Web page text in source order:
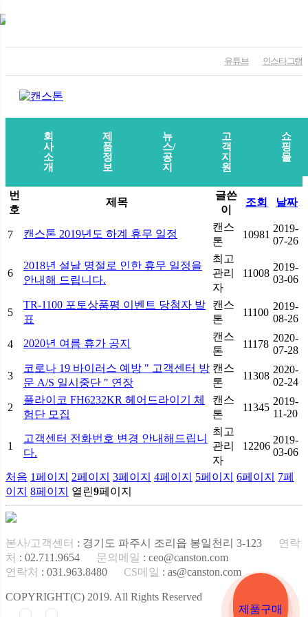
제품구매
유튜브 인스타그램
회
사
소
개
제
품
정
보
뉴
스/
공
지
고
객
지
원
쇼
핑
몰
번
호
제목
글쓴
이
조회 날짜
7 캔스톤 2019년도 하계 휴무 일정
캔스
톤
10981
2019-
07-26
6
2018년 설날 명절로 인한 휴무 일정을
안내해 드립니다.
최고
관리
자
11008
2019-
03-06
5
TR-1100 포토상품평 이벤트 당첨자 발
표
캔스
톤
11100
2019-
08-26
4 2020년 여름 휴가 공지
캔스
톤
11178
2020-
07-28
3
코로나 19 바이러스 예방 " 고객센터 방
문 A/S 일시중단 " 연장
캔스
톤
11308
2020-
02-24
2
플라이코 FH6232KR 헤어드라이기 체
험단 모집
캔스
톤
11345
2019-
11-20
1
고객센터 전화번호 변경 안내해드립니
다.
최고
관리
자
12206
2019-
03-06
처음 1페이지 2페이지 3페이지 4페이지 5페이지 6페이지 7페
이지 8페이지 열린9페이지
본사/고객센터 : 경기도 파주시 조리읍 봉일천리 3-123
연락
처 : 02.711.9654 문의메일 : ceo@canston.com
연락처 : 031.963.8480 CS메일 : as@canston.com
COPYRIGHT(C) 2019. All Rights Reserved